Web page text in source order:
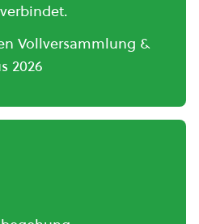
Vollversammlung &
2026